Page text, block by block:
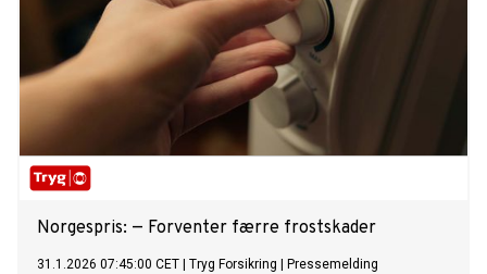
Norgespris: — Forventer færre frostskader
31.1.2026 07:45:00 CET Tryg Forsikring Pressemelding